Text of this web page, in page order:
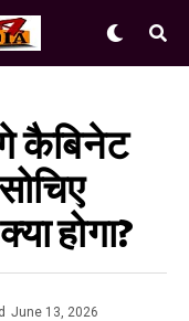
कैबिनेट
होगा?
June 13, 2026